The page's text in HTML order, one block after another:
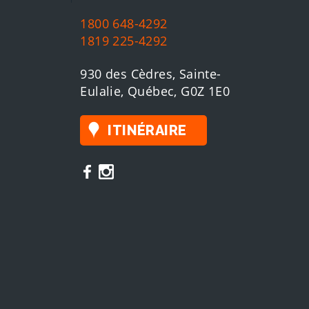
1800 648-4292
1819 225-4292
930 des Cèdres, Sainte-
Eulalie, Québec, G0Z 1E0
ITINÉRAIRE